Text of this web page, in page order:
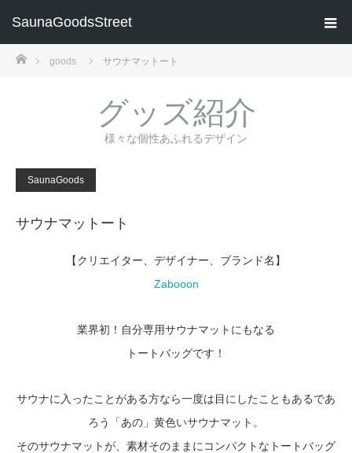
SaunaGoodsStreet
ホームgoods サウナマットート
グッズ紹介
様々な個性あふれるデザイン
SaunaGoods
サウナマットート
【クリエイター、デザイナー、ブランド名】
Zabooon
業界初！自分専用サウナマットにもなる
トートバッグです！
サウナに入ったことがある方なら一度は目にしたこともあるであ
ろう「あの」黄色いサウナマット。
そのサウナマットが、素材そのままにコンパクトなトートバッグ